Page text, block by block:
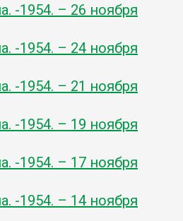
-1954. – 26 ноября
-1954. – 24 ноября
-1954. – 21 ноября
-1954. – 19 ноября
-1954. – 17 ноября
-1954. – 14 ноября